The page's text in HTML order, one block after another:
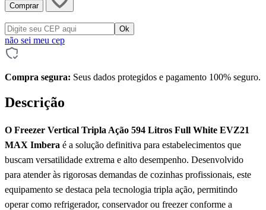
Comprar
não sei meu cep
Compra segura: Seus dados protegidos e pagamento 100% seguro.
Descrição
O Freezer Vertical Tripla Ação 594 Litros Full White EVZ21
MAX Imbera é a solução definitiva para estabelecimentos que
buscam versatilidade extrema e alto desempenho. Desenvolvido
para atender às rigorosas demandas de cozinhas profissionais, este
equipamento se destaca pela tecnologia tripla ação, permitindo
operar como refrigerador, conservador ou freezer conforme a